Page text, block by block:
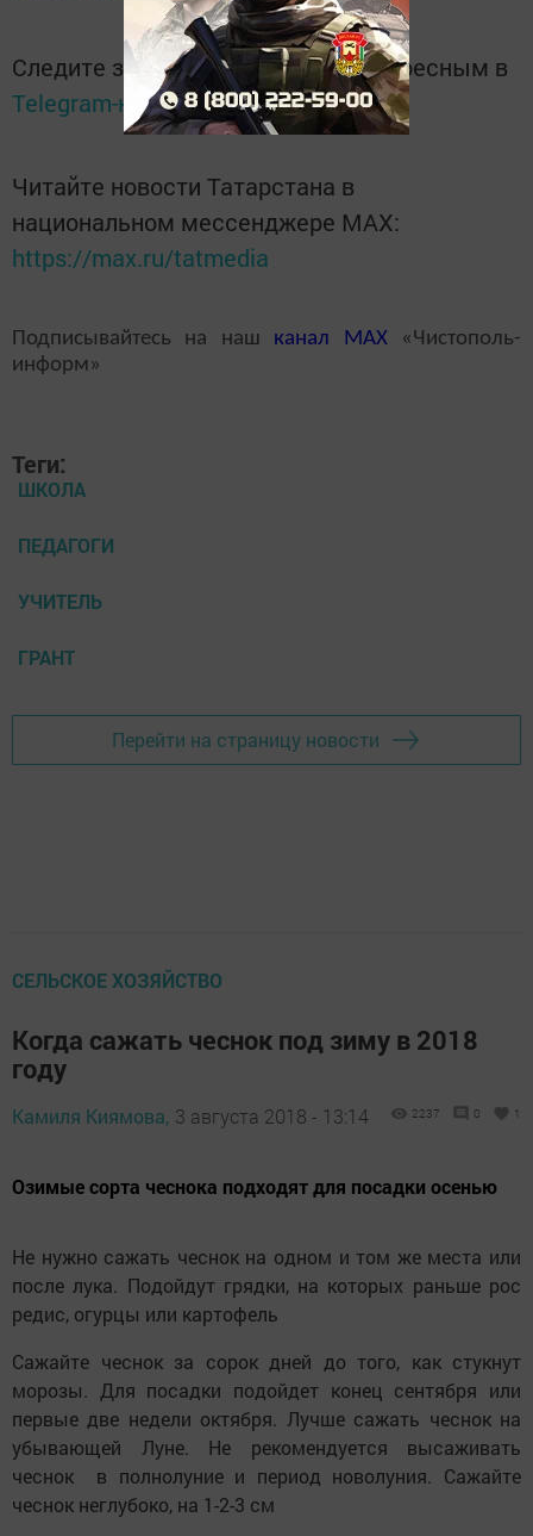
Следите за самым важным и интересным в
Telegram-канале Татмедиа
Читайте новости Татарстана в
национальном мессенджере MАХ:
https://max.ru/tatmedia
Подписывайтесь на наш канал MAX«Чистополь-
информ»
Теги:
ШКОЛА
ПЕДАГОГИ
УЧИТЕЛЬ
ГРАНТ
Перейти на страницу новости
СЕЛЬСКОЕ ХОЗЯЙСТВО
Когда сажать чеснок под зиму в 2018
году
Камиля Киямова, 3 августа 2018 - 13:14 2237 0 1
Озимые сорта чеснока подходят для посадки осенью
Не нужно сажать чеснок на одном и том же места или
после лука. Подойдут грядки, на которых раньше рос
редис, огурцы или картофель
Сажайте чеснок за сорок дней до того, как стукнут
морозы. Для посадки подойдет конец сентября или
первые две недели октября. Лучше сажать чеснок на
убывающей Луне. Не рекомендуется высаживать
чеснок в полнолуние и период новолуния. Сажайте
чеснок неглубоко, на 1-2-3 см